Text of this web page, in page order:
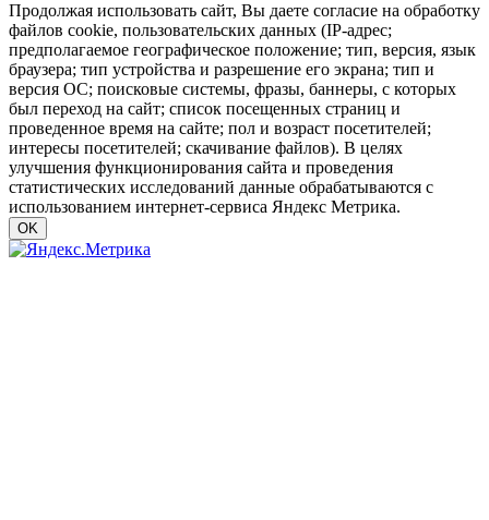
Продолжая использовать сайт, Вы даете согласие на обработку
файлов cookie, пользовательских данных (IP-адрес;
предполагаемое географическое положение; тип, версия, язык
браузера; тип устройства и разрешение его экрана; тип и
версия ОС; поисковые системы, фразы, баннеры, с которых
был переход на сайт; список посещенных страниц и
проведенное время на сайте; пол и возраст посетителей;
интересы посетителей; скачивание файлов). В целях
улучшения функционирования сайта и проведения
статистических исследований данные обрабатываются с
использованием интернет-сервиса Яндекс Метрика.
OK